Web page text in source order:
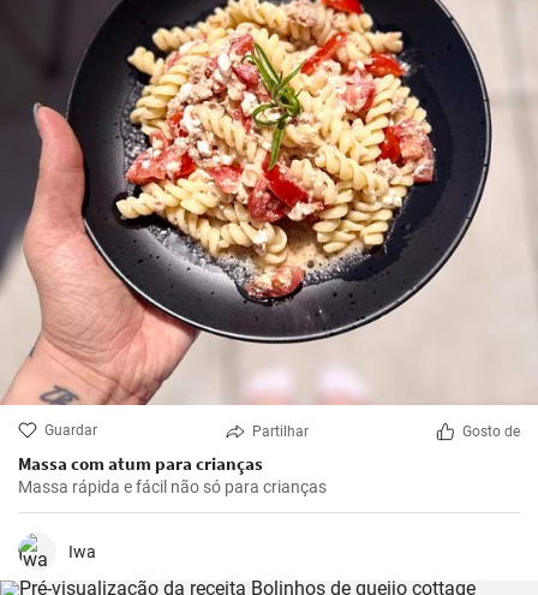
Guardar Partilhar Gosto de
Massa com atum para crianças
Massa rápida e fácil não só para crianças
Iwa